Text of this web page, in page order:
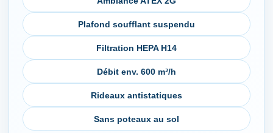
Plafond soufflant suspendu
Filtration HEPA H14
Débit env. 600 m³/h
Rideaux antistatiques
Sans poteaux au sol